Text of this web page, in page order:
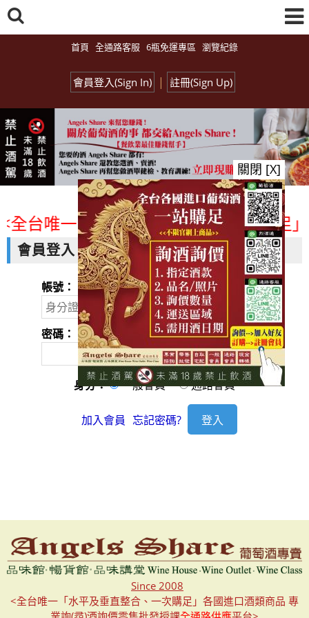
首頁 全通路客服 6瓶免運專區 瀏覽紀錄
會員登入(Sign In) | 註冊(Sign Up)
全台唯一「水平及垂直整合、一次購足
會員登入
帳號：
密碼：
身分： 一般會員 通路會員
加入會員 忘記密碼?
Since 2008
<全台唯一「水平及垂直整合、一次購足」各國進口酒類商品 專
關閉 [X]